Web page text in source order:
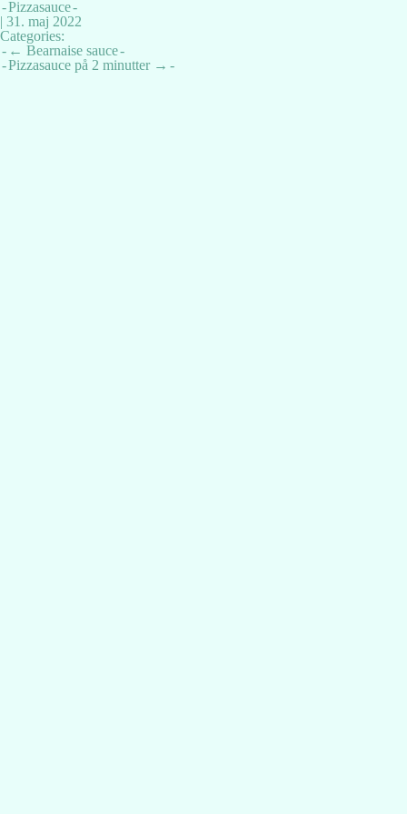
Pizzasauce
| 31. maj 2022
Categories:
Indlægsnavigation
← Bearnaise sauce
Pizzasauce på 2 minutter →